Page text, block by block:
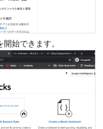
始できます。